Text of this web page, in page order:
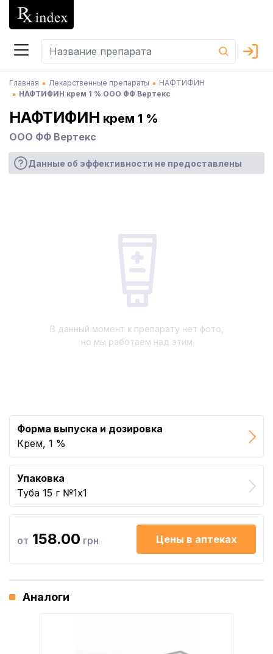
Главная Лекарственные препараты
НАФТИФИН
НАФТИФИН крем 1 % ООО ФФ Вертекс
НАФТИФИН крем 1 %
ООО ФФ Вертекс
Данные об эффективности не предоставлены
В данный момент к препарату нет фото,
но мы работаем над этим
Форма выпуска и дозировка
Крем, 1 %
Упаковка
Туба 15 г №1x1
от 158.00 грн Цены в аптеках
Аналоги